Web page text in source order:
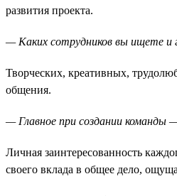
развития проекта.
— Каких сотрудников вы ищете и
Творческих, креативных,
общения.
— Главное при создании команды
Личная заинтересованность
своего вклада в общее дело,